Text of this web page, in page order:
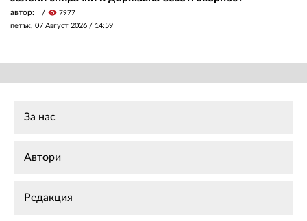
автор: visibility 7977
петък, 07 Август 2026 / 14:59
За нас
Автори
Редакция